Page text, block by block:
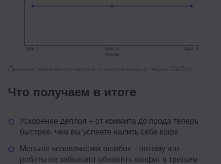
Что получаем в итоге
Ускорение деплоя – от коммита до прода теперь
быстрее, чем вы успеете налить себе кофе
Меньше человеческих ошибок – потому что
роботы не забывают обновить конфиг в третьем